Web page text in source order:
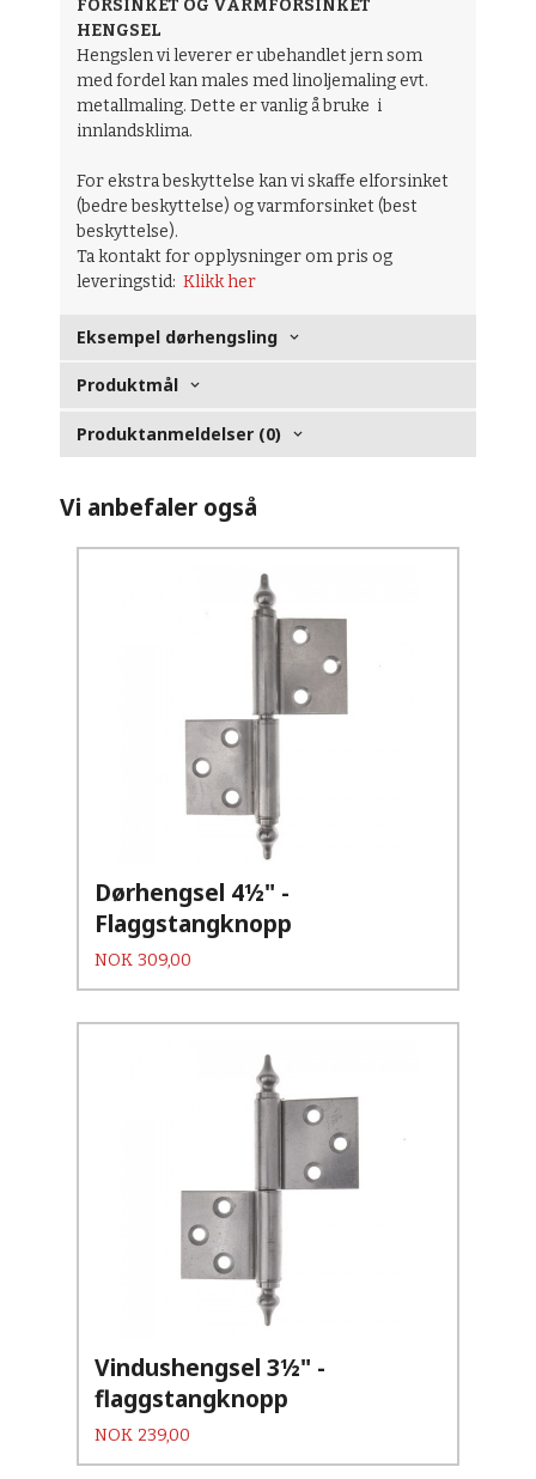
FORSINKET OG VARMFORSINKET
HENGSEL
Hengslen vi leverer er ubehandlet jern som
med fordel kan males med linoljemaling evt.
metallmaling. Dette er vanlig å bruke i
innlandsklima.
For ekstra beskyttelse kan vi skaffe elforsinket
(bedre beskyttelse) og varmforsinket (best
beskyttelse).
Ta kontakt for opplysninger om pris og
leveringstid:Klikk her
Eksempel dørhengsling
Produktmål
Produktanmeldelser (0)
Vi anbefaler også
Dørhengsel 4½" -
Flaggstangknopp
Pris
NOK 309,00
Vindushengsel 3½" -
flaggstangknopp
Pris
NOK 239,00